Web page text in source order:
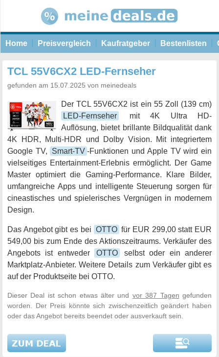
Home Preisvergleich Kaufratgeber Bestenlisten
TCL 55V6CX2 LED-Fernseher
gefunden am 15.07.2025 von meinedeals
Der TCL 55V6CX2 ist ein 55 Zoll (139 cm)
LED-Fernseher
mit 4K Ultra HD-
Auflösung, bietet brillante Bildqualität dank
4K HDR, Multi-HDR und Dolby Vision. Mit integriertem
Google TV,
Smart-TV -Funktionen und Apple TV wird ein
vielseitiges Entertainment-Erlebnis ermöglicht. Der Game
Master optimiert die Gaming-Performance. Klare Bilder,
umfangreiche Apps und intelligente Steuerung sorgen für
cineastisches und spielerisches Vergnügen in modernem
Design.
Das Angebot gibt es bei OTTO für EUR 299,00 statt EUR
549,00 bis zum Ende des Aktionszeitraums. Verkäufer des
Angebots ist entweder
OTTO
selbst oder ein anderer
Marktplatz-Anbieter. Weitere Details zum Verkäufer gibt es
auf der Produktseite bei OTTO.
Dieser Deal ist schon etwas älter und vor 387 Tagen gefunden
worden. Der Preis könnte sich zwischenzeitlich geändert haben
oder das Angebot bereits beendet oder ausverkauft sein.